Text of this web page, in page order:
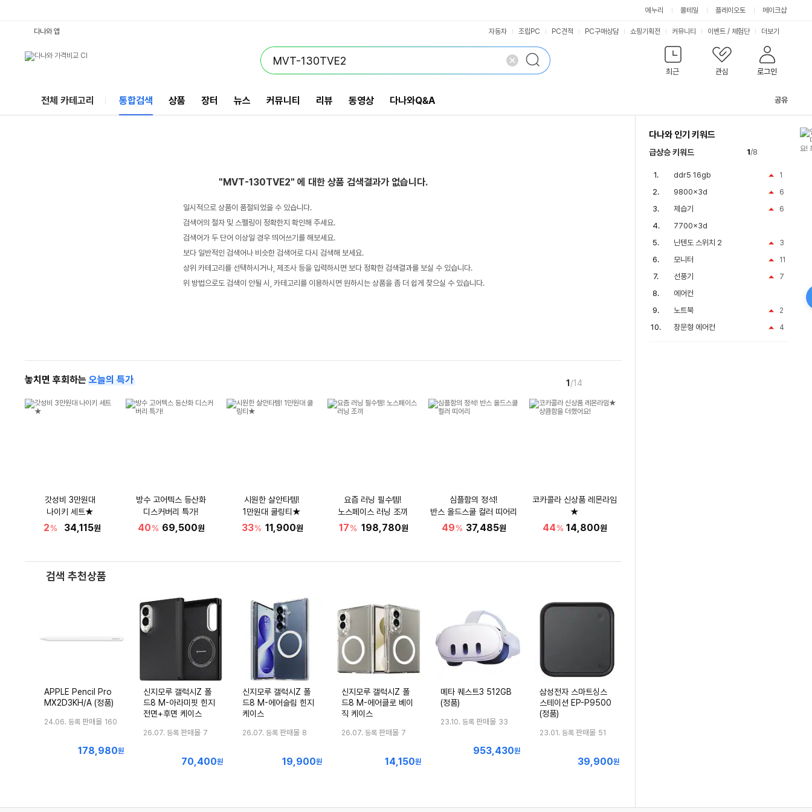
에누리 몰테일 플레이오토 메이크샵
최근 관심 로그인
다나와 앱 자동차 조립PC PC견적 PC구매상담 쇼핑기획전 커뮤니티 이벤트 / 체험단 더보기
전체 카테고리 통합검색 상품 장터 뉴스 커뮤니티 리뷰 동영상 다나와Q&A 공유
"MVT-130TVE2" 에 대한 상품 검색결과가 없습니다.
일시적으로 상품이 품절되었을 수 있습니다.
검색어의 철자 및 스펠링이 정확한지 확인해 주세요.
검색어가 두 단어 이상일 경우 띄어쓰기를 해보세요.
보다 일반적인 검색어나 비슷한 검색어로 다시 검색해 보세요.
상위 카테고리를 선택하시거나, 제조사 등을 입력하시면 보다 정확한 검색결과를 보실 수 있습니다.
위 방법으로도 검색이 안될 시, 카테고리를 이용하시면 원하시는 상품을 좀 더 쉽게 찾으실 수 있습니다.
놓치면 후회하는 오늘의 특가 1 /14
갓성비 3만원대
나이키 세트★
2% 34,115원
방수 고어텍스 등산화
디스커버리 특가!
40% 69,500원
시원한 살안타템!
1만원대 쿨링티★
33% 11,900원
요즘 러닝 필수템!
노스페이스 러닝 조끼
17% 198,780원
심플함의 정석!
반스 올드스쿨 컬러 띠어리
49% 37,485원
코카콜라 신상품 레몬라임
★
상큼함을 더했어요!
44% 14,800원
검색 추천상품
APPLE Pencil Pro
MX2D3KH/A (정품)
24.06. 등록 판매몰 160
최
178,980원
신지모루 갤럭시Z 폴
드8 M-아라미핏 힌지
전면+후면 케이스
26.07. 등록 판매몰 7
최
70,400원
신지모루 갤럭시Z 폴
드8 M-에어슬림 힌지
케이스
26.07. 등록 판매몰 8
최
19,900원
신지모루 갤럭시Z 폴
드8 M-에어클로 베이
직 케이스
26.07. 등록 판매몰 7
최
14,150원
메타 퀘스트3 512GB
(정품)
23.10. 등록 판매몰 33
최
953,430원
삼성전자 스마트싱스
스테이션 EP-P9500
(정품)
23.01. 등록 판매몰 51
최
39,900원
다나와 인기 키워드
급상승 키워드 1/8
1
ddr5 16gb
6
9800x3d
6
제습기
7700x3d
3
닌텐도 스위치 2
11
모니터
7
선풍기
에어컨
2
노트북
4
창문형 에어컨